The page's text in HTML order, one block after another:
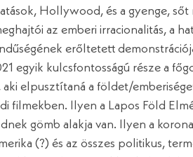
Hollywood, és a gyenge,
az emberi irracionalitás, a
erőltetett
egyik kulcsfontosságú része a
elpusztítaná a földet/
filmekben. Ilyen a Lapos Föld
gömb alakja van. Ilyen a
(?) és az összes politikus,